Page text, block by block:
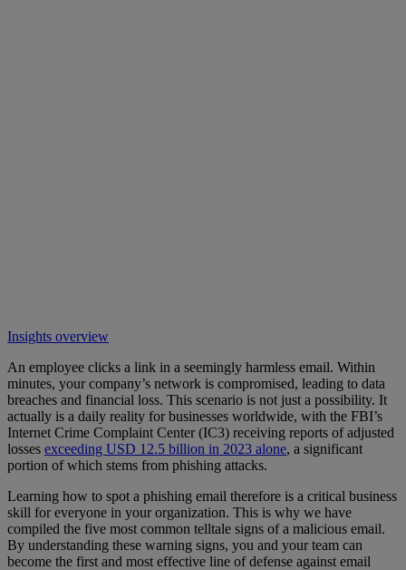
Insights overview
An employee clicks a link in a seemingly harmless email. Within
minutes, your company’s network is compromised, leading to data
breaches and financial loss. This scenario is not just a possibility. It
actually is a daily reality for businesses worldwide, with the FBI’s
Internet Crime Complaint Center (IC3) receiving reports of adjusted
losses exceeding USD 12.5 billion in 2023 alone, a significant
portion of which stems from phishing attacks.
Learning how to spot a phishing email therefore is a critical business
skill for everyone in your organization. This is why we have
compiled the five most common telltale signs of a malicious email.
By understanding these warning signs, you and your team can
become the first and most effective line of defense against email